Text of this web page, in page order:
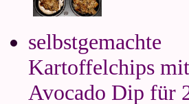
selbstgemachte
Kartoffelchips mit
Avocado Dip für